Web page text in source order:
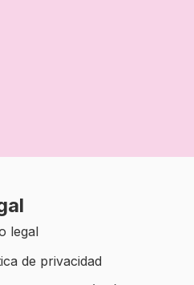
legal
de privacidad